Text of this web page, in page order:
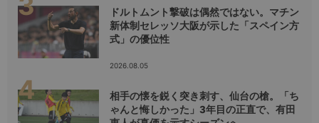
ドルトムント撃破は偶然ではない。マチン
新体制セレッソ大阪が示した「スペイン方
式」の優位性
2026.08.05
相手の懐を鋭く突き刺す、仙台の槍。「ち
ゃんと悔しかった」3年目の正直で、有田